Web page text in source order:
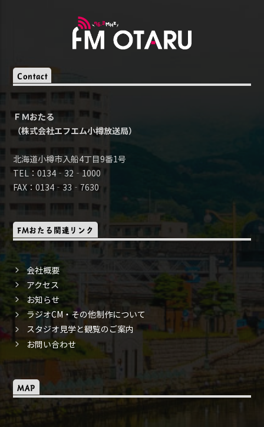
Contact
ＦＭおたる
（株式会社エフエム小樽放送局）
北海道小樽市入船4丁目9番1号
TEL：0134‐32‐1000
FAX：0134‐33‐7630
FMおたる関連リンク
会社概要
アクセス
お知らせ
ラジオCM・その他制作について
スタジオ見学と観覧のご案内
お問い合わせ
MAP